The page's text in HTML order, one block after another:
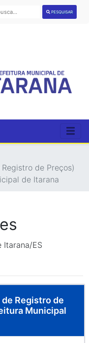
PESQUISAR
de Preços)
de Itarana
Itarana/ES
Registro de
Municipal